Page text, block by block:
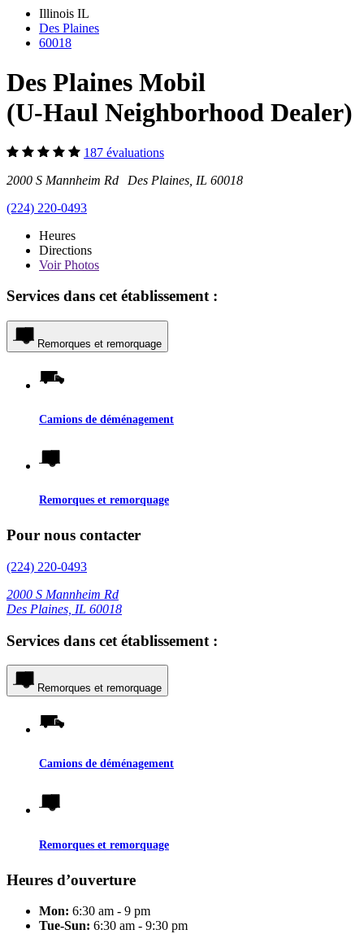
Illinois IL
Des Plaines
60018
Des Plaines Mobil
(U-Haul Neighborhood Dealer)
187 évaluations
2000 S Mannheim Rd Des Plaines, IL 60018
(224) 220-0493
Heures
Directions
VoirPhotos
Services dans cet établissement :
Remorques et remorquage
Camions de déménagement
Remorques et remorquage
Pour nous contacter
(224) 220-0493
2000 S Mannheim Rd
Des Plaines, IL 60018
Services dans cet établissement :
Remorques et remorquage
Camions de déménagement
Remorques et remorquage
Heures d’ouverture
Mon: 6:30 am - 9 pm
Tue-Sun: 6:30 am - 9:30 pm